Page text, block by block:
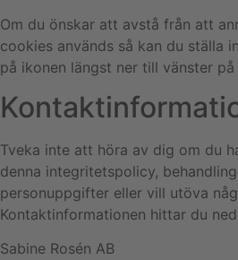
Om du önskar att avstå från att
cookies används så kan du ställa
på ikonen längst ner till vänster på
Tveka inte att höra av dig om du
denna integritetspolicy,
personuppgifter eller vill utöva
Kontaktinformationen hittar du
Sabine Rosén AB